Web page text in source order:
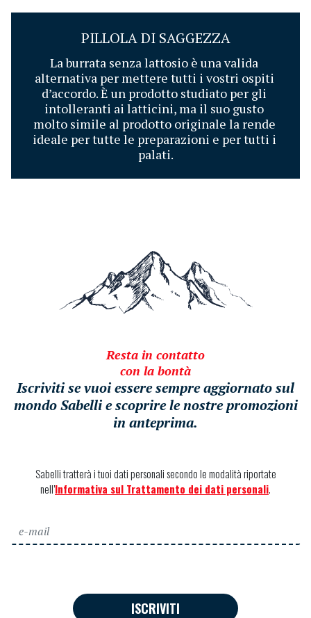
PILLOLA DI SAGGEZZA
La burrata senza lattosio è una valida
alternativa per mettere tutti i vostri ospiti
d’accordo. È un prodotto studiato per gli
intolleranti ai latticini, ma il suo gusto
molto simile al prodotto originale la rende
ideale per tutte le preparazioni e per tutti i
palati.
Resta in contatto
con la bontà
Iscriviti se vuoi essere sempre aggiornato sul
mondo Sabelli e scoprire le nostre promozioni
in anteprima.
Sabelli tratterà i tuoi dati personali secondo le modalità riportate
nell’Informativa sul Trattamento dei dati personali.
ISCRIVITI